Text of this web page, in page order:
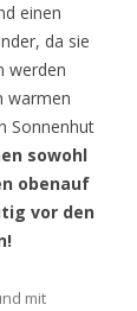
einen
da sie
werden
warmen
Sonnenhut
sowohl
obenauf
vor den
mit